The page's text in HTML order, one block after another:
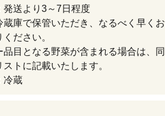
発送より3～7日程度
蔵庫で保管いただき、なるべく早くお
ください。
品目となる野菜が含まれる場合は、同
ストに記載いたします。
冷蔵